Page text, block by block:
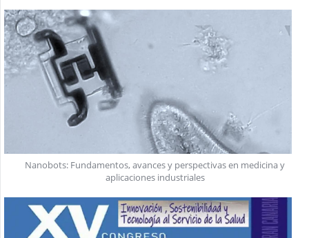
Nanobots: Fundamentos, avances y perspectivas en medicina y
aplicaciones industriales